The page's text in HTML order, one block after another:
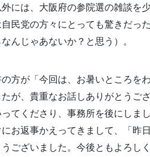
には、大阪府の参院選の雑談を
民党の方々にとっても驚きだっ
んじゃあないか？と思う）。
方が「今回は、お暑いところを
が、貴重なお話しありがとうご
てくださり、事務所を後にしま
にお返事かえってきまして、「昨
ございました。今後ともよろし